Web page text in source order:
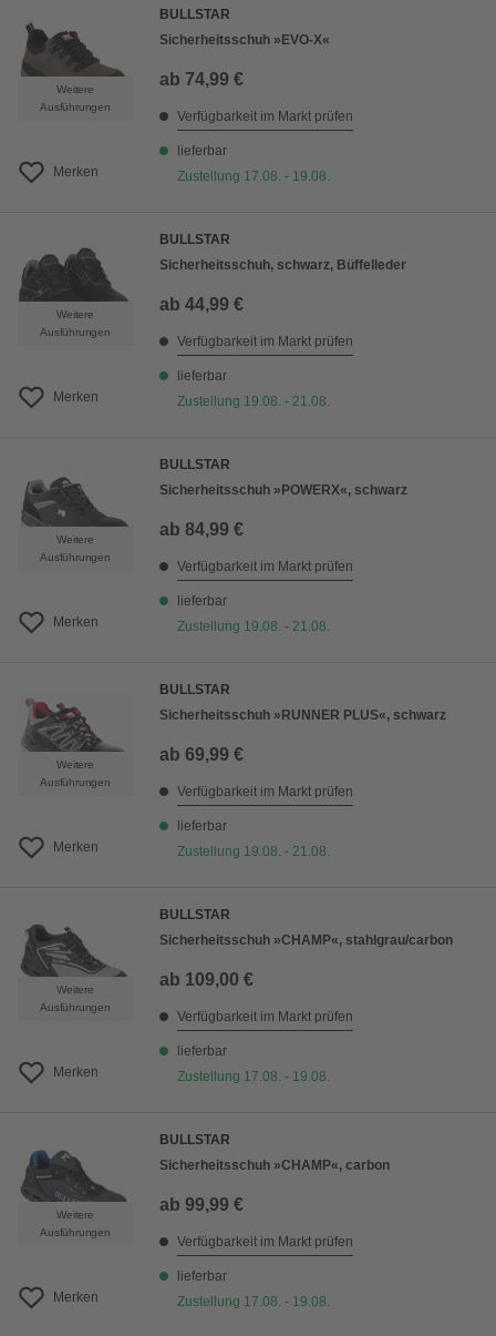
Weitere
Ausführungen
Merken
BULLSTAR
Sicherheitsschuh »EVO-X«
ab 74,99 €
Verfügbarkeit im Markt prüfen
lieferbar
Zustellung 17.08. - 19.08.
Weitere
Ausführungen
Merken
BULLSTAR
Sicherheitsschuh, schwarz, Büffelleder
ab 44,99 €
Verfügbarkeit im Markt prüfen
lieferbar
Zustellung 19.08. - 21.08.
Weitere
Ausführungen
Merken
BULLSTAR
Sicherheitsschuh »POWERX«, schwarz
ab 84,99 €
Verfügbarkeit im Markt prüfen
lieferbar
Zustellung 19.08. - 21.08.
Weitere
Ausführungen
Merken
BULLSTAR
Sicherheitsschuh »RUNNER PLUS«, schwarz
ab 69,99 €
Verfügbarkeit im Markt prüfen
lieferbar
Zustellung 19.08. - 21.08.
Weitere
Ausführungen
Merken
BULLSTAR
Sicherheitsschuh »CHAMP«, stahlgrau/carbon
ab 109,00 €
Verfügbarkeit im Markt prüfen
lieferbar
Zustellung 17.08. - 19.08.
Weitere
Ausführungen
Merken
BULLSTAR
Sicherheitsschuh »CHAMP«, carbon
ab 99,99 €
Verfügbarkeit im Markt prüfen
lieferbar
Zustellung 17.08. - 19.08.